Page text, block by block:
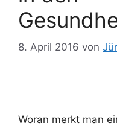
8. April 2016 von
Woran merkt man